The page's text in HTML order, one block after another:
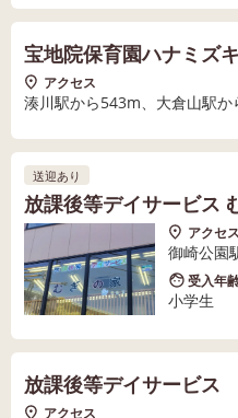
宝地院保育園ハナミズキ
アクセス
湊川駅から543m、大倉山駅か
送迎あり
放課後等デイサービス
アクセス
御崎公園
受入年
小学生
放課後等デイサービス
アクセス